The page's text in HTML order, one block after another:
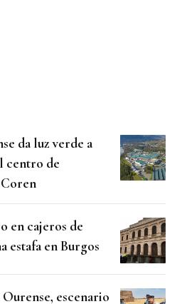
da luz verde a
centro de
en cajeros de
estafa en Burgos
Ourense, escenario